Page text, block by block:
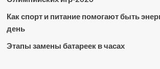
Как спорт и питание помогают быть
день
Этапы замены батареек в часах